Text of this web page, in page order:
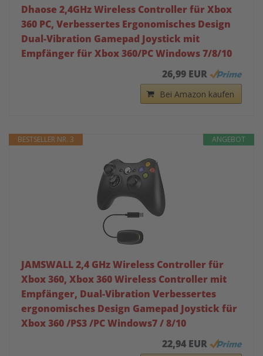
Dhaose 2,4GHz Wireless Controller für Xbox
360 PC, Verbessertes Ergonomisches Design
Dual-Vibration Gamepad Joystick mit
Empfänger für Xbox 360/PC Windows 7/8/10
26,99 EUR
Bei Amazon kaufen
ANGEBOT
BESTSELLER NR. 3
JAMSWALL 2,4 GHz Wireless Controller für
Xbox 360, Xbox 360 Wireless Controller mit
Empfänger, Dual-Vibration Verbessertes
ergonomisches Design Gamepad Joystick für
Xbox 360 /PS3 /PC Windows7 / 8/10
22,94 EUR